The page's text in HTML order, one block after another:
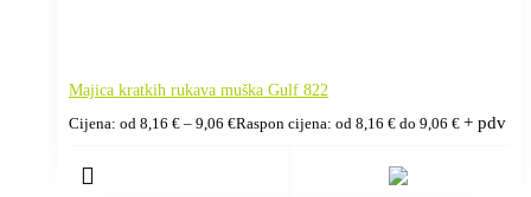
Majica kratkih rukava muška Gulf 822
Cijena: od 8,16 € – 9,06 €Raspon cijena: od 8,16 € do 9,06 € + pdv